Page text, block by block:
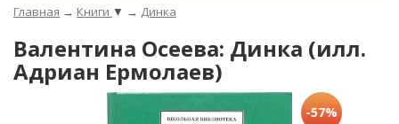
Главная → Книги ▼ → Динка
Валентина Осеева: Динка (илл.
Адриан Ермолаев)
-57%